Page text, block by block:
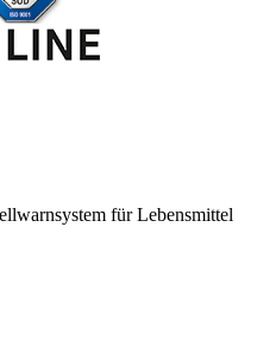
für Lebensmittel